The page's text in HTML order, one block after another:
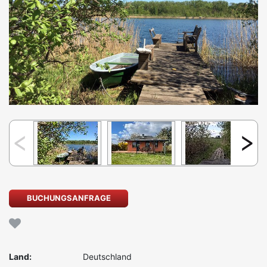
BUCHUNGSANFRAGE
Land: Deutschland